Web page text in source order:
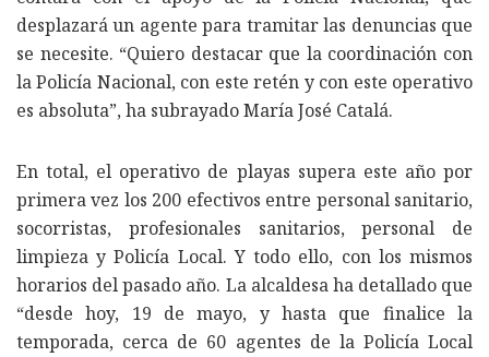
desplazará un agente para tramitar las denuncias que
se necesite. “Quiero destacar que la coordinación con
la Policía Nacional, con este retén y con este operativo
es absoluta”, ha subrayado María José Catalá.
En total, el operativo de playas supera este año por
primera vez los 200 efectivos entre personal sanitario,
socorristas, profesionales sanitarios, personal de
limpieza y Policía Local. Y todo ello, con los mismos
horarios del pasado año. La alcaldesa ha detallado que
“desde hoy, 19 de mayo, y hasta que finalice la
temporada, cerca de 60 agentes de la Policía Local